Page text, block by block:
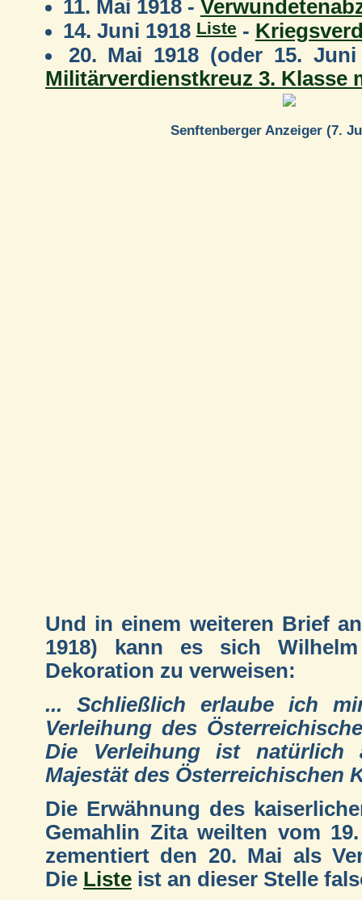
11. Mai 1918 -
14. Juni 1918Liste-
20. Mai 1918 (oder 15.
Militärverdienstkreuz 3. Klasse
Senftenberger Anzeiger (7.
Und in einem weiteren Brief
1918) kann es sich
Dekoration zu verweisen:
... Schließlich erlaube ich
Verleihung des
Die Verleihung ist natürlich
Majestät des Österreichischen
Die Erwähnung des
Gemahlin Zita weilten vom
zementiert den 20. Mai als
Die Liste ist an dieser Stelle